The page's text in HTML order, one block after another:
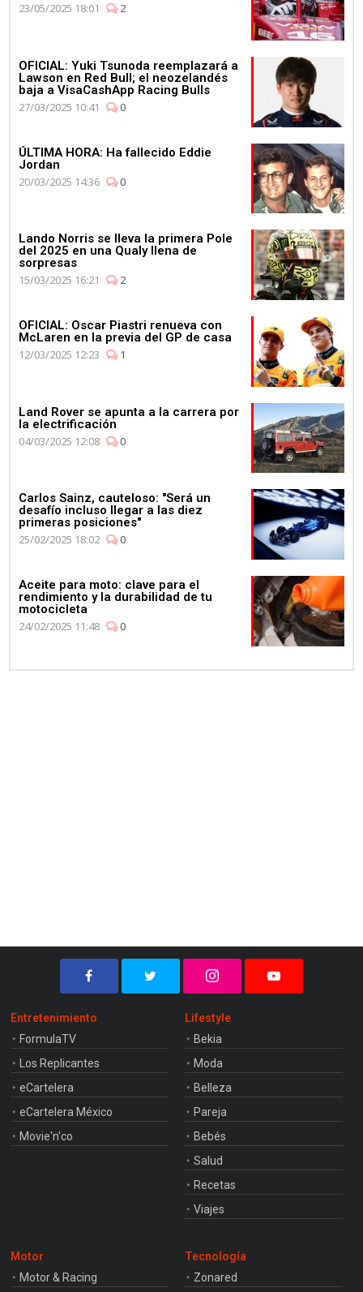
23/05/2025 18:01
2
OFICIAL: Yuki Tsunoda reemplazará a
Lawson en Red Bull; el neozelandés
baja a VisaCashApp Racing Bulls
27/03/2025 10:41
0
ÚLTIMA HORA: Ha fallecido Eddie
Jordan
20/03/2025 14:36
0
Lando Norris se lleva la primera Pole
del 2025 en una Qualy llena de
sorpresas
15/03/2025 16:21
2
OFICIAL: Oscar Piastri renueva con
McLaren en la previa del GP de casa
12/03/2025 12:23
1
Land Rover se apunta a la carrera por
la electrificación
04/03/2025 12:08
0
Carlos Sainz, cauteloso: "Será un
desafío incluso llegar a las diez
primeras posiciones"
25/02/2025 18:02
0
Aceite para moto: clave para el
rendimiento y la durabilidad de tu
motocicleta
24/02/2025 11:48
0
Entretenimiento
FormulaTV
Los Replicantes
eCartelera
eCartelera México
Movie'n'co
Lifestyle
Bekia
Moda
Belleza
Pareja
Bebés
Salud
Recetas
Viajes
Motor
Motor & Racing
Tecnología
Zonared